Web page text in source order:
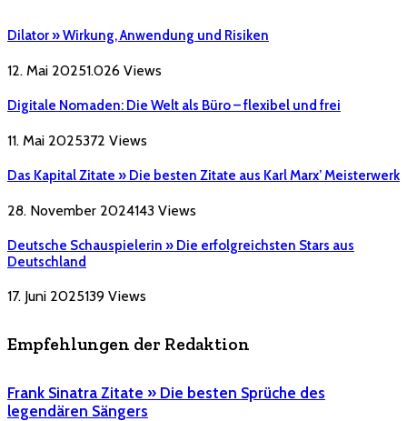
Dilator » Wirkung, Anwendung und Risiken
12. Mai 20251.026 Views
Digitale Nomaden: Die Welt als Büro – flexibel und frei
11. Mai 2025372 Views
Das Kapital Zitate » Die besten Zitate aus Karl Marx’ Meisterwerk
28. November 2024143 Views
Deutsche Schauspielerin » Die erfolgreichsten Stars aus
Deutschland
17. Juni 2025139 Views
Empfehlungen der Redaktion
Frank Sinatra Zitate » Die besten Sprüche des
legendären Sängers